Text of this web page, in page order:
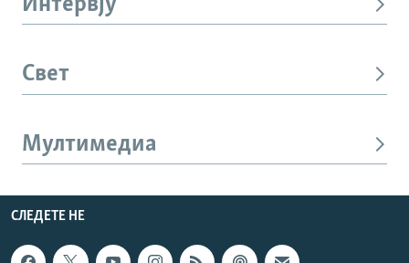
Свет
Мултимедиа
СЛЕДЕТЕ НЕ